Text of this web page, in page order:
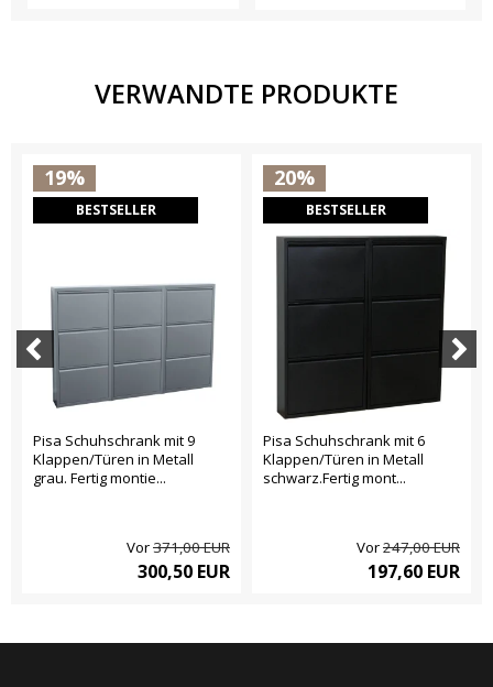
VERWANDTE PRODUKTE
19%
BESTSELLER
Pisa Schuhschrank mit 9
Klappen/Türen in Metall
grau. Fertig montie...
Vor371,00 EUR
300,50 EUR
20%
BESTSELLER
Pisa Schuhschrank mit 6
Klappen/Türen in Metall
schwarz.Fertig mont...
Vor247,00 EUR
197,60 EUR